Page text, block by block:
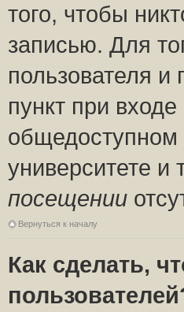
того, чтобы
записью. Для
пользователя
пункт при
общедоступном
университете и
посещении
Вернуться к началу
Как сделать,